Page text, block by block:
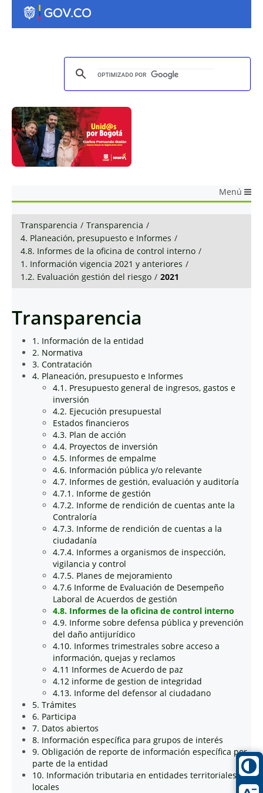
Menú
Transparencia / Transparencia /
4. Planeación, presupuesto e Informes /
4.8. Informes de la oficina de control interno /
1. Información vigencia 2021 y anteriores /
1.2. Evaluación gestión del riesgo / 2021
Transparencia
1. Información de la entidad
2. Normativa
3. Contratación
4. Planeación, presupuesto e Informes
4.1. Presupuesto general de ingresos, gastos e
inversión
4.2. Ejecución presupuestal
Estados financieros
4.3. Plan de acción
4.4. Proyectos de inversión
4.5. Informes de empalme
4.6. Información pública y/o relevante
4.7. Informes de gestión, evaluación y auditoría
4.7.1. Informe de gestión
4.7.2. Informe de rendición de cuentas ante la
Contraloría
4.7.3. Informe de rendición de cuentas a la
ciudadanía
4.7.4. Informes a organismos de inspección,
vigilancia y control
4.7.5. Planes de mejoramiento
4.7.6 Informe de Evaluación de Desempeño
Laboral de Acuerdos de gestión
4.8. Informes de la oficina de control interno
4.9. Informe sobre defensa pública y prevención
del daño antijurídico
4.10. Informes trimestrales sobre acceso a
información, quejas y reclamos
4.11 Informes de Acuerdo de paz
4.12 informe de gestion de integridad
4.13. Informe del defensor al ciudadano
5. Trámites
6. Participa
7. Datos abiertos
8. Información específica para grupos de interés
9. Obligación de reporte de información específica por
parte de la entidad
10. Información tributaria en entidades territoriales
locales